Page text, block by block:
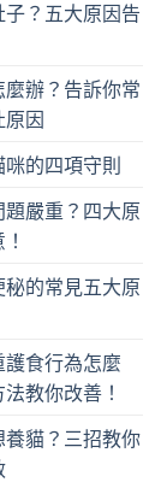
？五大原因告
麼辦？告訴你常
原因
的四項守則
嚴重？四大原
秘的常見五大原
食行為怎麼
教你改善！
養貓？三招教你